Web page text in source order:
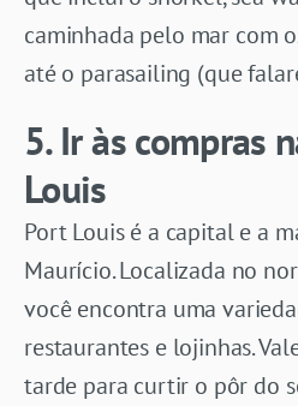
caminhada pelo mar com
até o parasailing (que
5. Ir às compras
Louis
Port Louis é a capital e a
Maurício. Localizada no
você encontra uma
restaurantes e lojinhas.
tarde para curtir o pôr do